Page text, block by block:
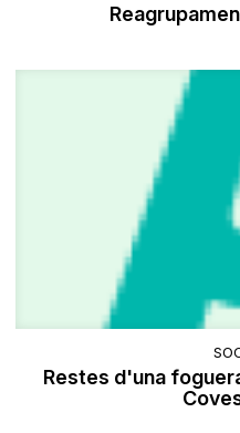
Restes d'una